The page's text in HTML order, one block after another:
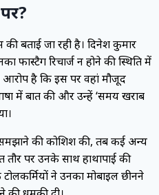
बताई जा रही है। दिनेश कुमार
फास्टैग रिचार्ज न होने की स्थिति में
आरोप है कि इस पर वहां मौजूद
में बात की और उन्हें ‘समय खराब
की कोशिश की, तब कई अन्य
पर उनके साथ हाथापाई की
ने उनका मोबाइल छीनने